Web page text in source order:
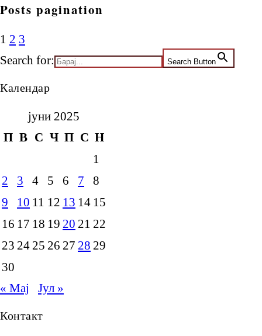
Posts pagination
1 2 3
Search for:
Search Button
Календар
јуни 2025
П В С Ч П С Н
1
2
3 4 5 6 7
8
9
10 11 12 13 14 15
16 17 18 19 20 21 22
23 24 25 26 27 28 29
30
« Мај
Јул »
Контакт